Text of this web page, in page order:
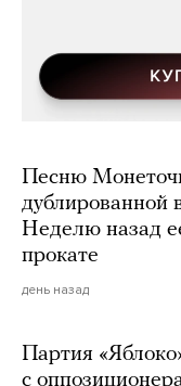
Песню
дублированной
Неделю назад
прокате
день назад
Партия
с